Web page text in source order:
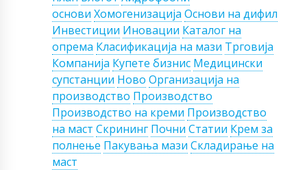
основи Хомогенизација Основи на дифил
Инвестиции Иновации Каталог на
опрема Класификација на мази Трговија
Компанија Купете бизнис Медицински
супстанции Ново Организација на
производство Производство
Производство на креми Производство
на маст Скрининг Почни Статии Крем за
полнење Пакувања мази Складирање на
маст